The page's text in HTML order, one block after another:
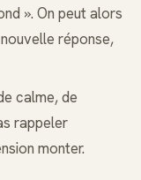
». On peut alors
réponse,
calme, de
rappeler
monter.